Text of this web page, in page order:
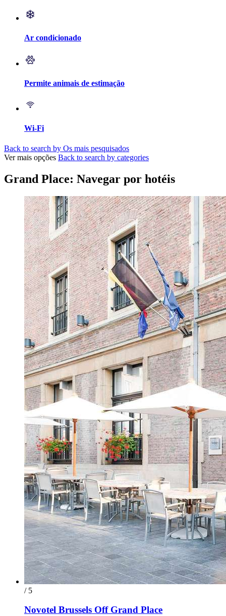
Ar condicionado
Permite animais de estimação
Wi-Fi
Back to search by Os mais pesquisados
Ver mais opções Back to search by categories
Grand Place: Navegar por hotéis
/ 5
Novotel Brussels Off Grand Place